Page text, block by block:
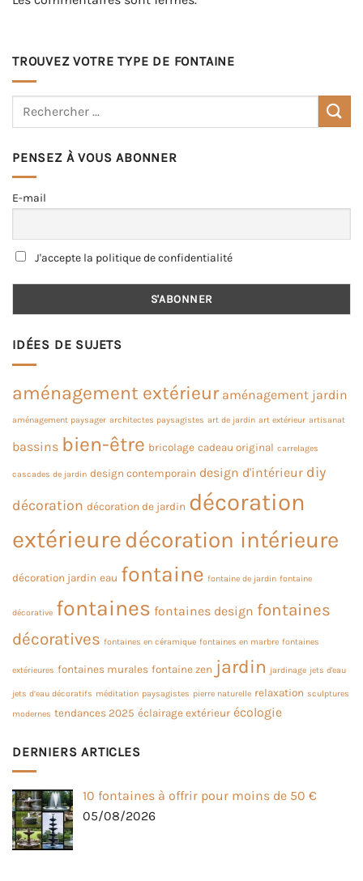
TROUVEZ VOTRE TYPE DE FONTAINE
PENSEZ À VOUS ABONNER
E-mail
J'accepte la politique de confidentialité
IDÉES DE SUJETS
aménagement extérieur aménagement jardin
aménagement paysager architectes paysagistes art de jardin art extérieur artisanat
bassins bien-être bricolage cadeau original carrelages
cascades de jardin design contemporain design d'intérieur diy
décoration décoration de jardin décoration
extérieuredécoration intérieure
décoration jardin eau fontaine fontaine de jardin fontaine
décorative fontaines fontaines design fontaines
décoratives fontaines en céramique fontaines en marbre fontaines
extérieures fontaines murales fontaine zen jardin jardinage jets d'eau
jets d’eau décoratifs méditation paysagistes pierre naturelle relaxation sculptures
modernes tendances 2025 éclairage extérieur écologie
DERNIERS ARTICLES
10 fontaines à offrir pour moins de 50 €
05/08/2026